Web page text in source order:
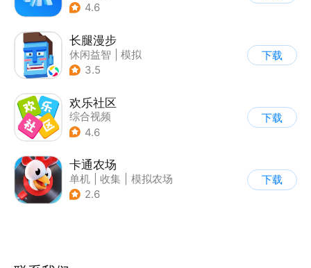
4.6
长腿漫步
休闲益智
模拟
| 像素风
3.5
下载
欢乐社区
综合视频
4.6
下载
卡通农场
单机 收集
模拟农场
| 卡通
2.6
下载